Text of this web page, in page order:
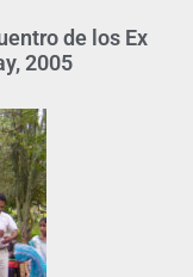
de los Ex
2005